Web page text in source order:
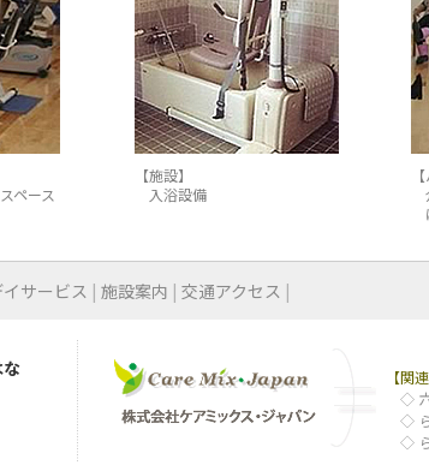
ペース
【施設】
入浴設備
イサービス | 施設案内 | 交通アクセス |
【関
◇
◇
◇